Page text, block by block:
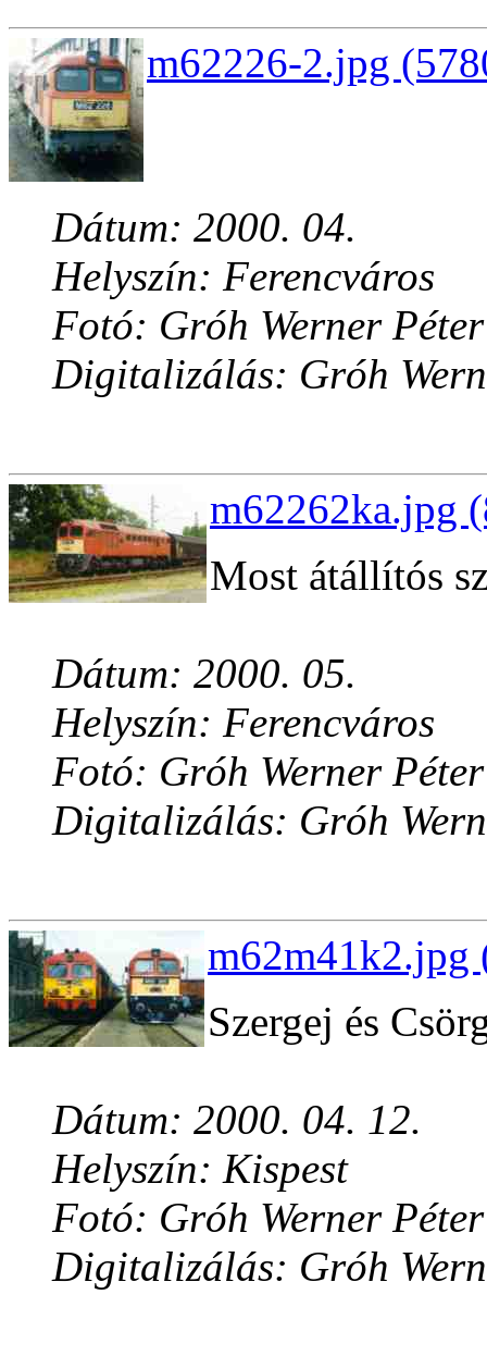
m62226-2.jpg
Dátum: 2000. 04.
Helyszín: Ferencváros
Fotó: Gróh Werner Péter
Digitalizálás: Gróh
m62262ka.jpg
Most átállítós
Dátum: 2000. 05.
Helyszín: Ferencváros
Fotó: Gróh Werner Péter
Digitalizálás: Gróh
m62m41k2.jpg
Szergej és
Dátum: 2000. 04. 12.
Helyszín: Kispest
Fotó: Gróh Werner Péter
Digitalizálás: Gróh